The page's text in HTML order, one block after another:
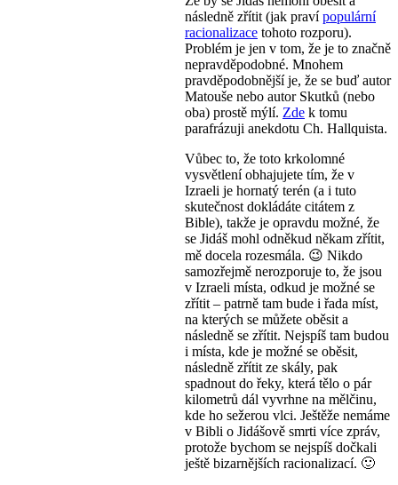
následně zřítit (jak pravípopulární
racionalizace tohoto rozporu).
Problém je jen v tom, že je to značně
nepravděpodobné. Mnohem
pravděpodobnější je, že se buď autor
Matouše nebo autor Skutků (nebo
oba) prostě mýlí. Zde k tomu
parafrázuji anekdotu Ch. Hallquista.
Vůbec to, že toto krkolomné
vysvětlení obhajujete tím, že v
Izraeli je hornatý terén (a i tuto
skutečnost dokládáte citátem z
Bible), takže je opravdu možné, že
se Jidáš mohl odněkud někam zřítit,
mě docela rozesmála. 😉 Nikdo
samozřejmě nerozporuje to, že jsou
v Izraeli místa, odkud je možné se
zřítit – patrně tam bude i řada míst,
na kterých se můžete oběsit a
následně se zřítit. Nejspíš tam budou
i místa, kde je možné se oběsit,
následně zřítit ze skály, pak
spadnout do řeky, která tělo o pár
kilometrů dál vyvrhne na mělčinu,
kde ho sežerou vlci. Ještěže nemáme
v Bibli o Jidášově smrti více zpráv,
protože bychom se nejspíš dočkali
ještě bizarnějších racionalizací. 🙂